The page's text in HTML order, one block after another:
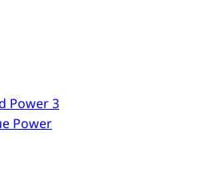
Power 3
Power